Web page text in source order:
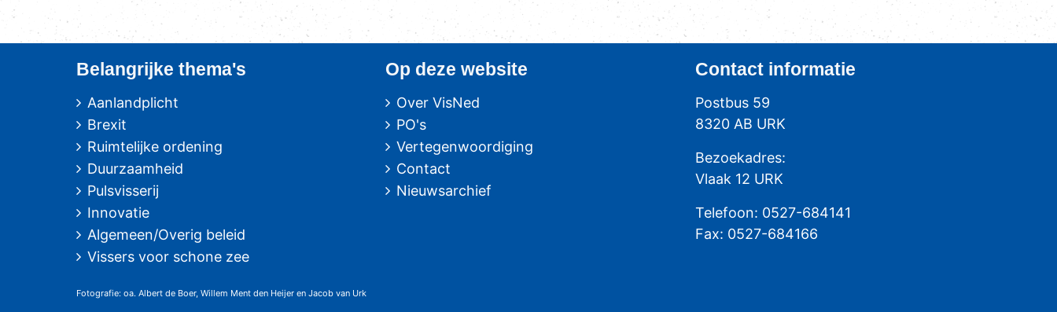
Belangrijke thema's
Aanlandplicht
Brexit
Ruimtelijke ordening
Duurzaamheid
Pulsvisserij
Innovatie
Algemeen/Overig beleid
Vissers voor schone zee
Op deze website
Over VisNed
PO's
Vertegenwoordiging
Contact
Nieuwsarchief
Contactinformatie
Postbus 59
8320 AB URK
Bezoekadres:
Vlaak 12 URK
Telefoon: 0527-684141
Fax: 0527-684166
Fotografie: oa. Albert de Boer, Willem Ment den Heijer en Jacob van Urk